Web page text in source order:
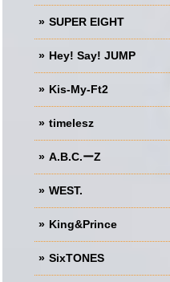
SUPER EIGHT
Hey! Say! JUMP
Kis-My-Ft2
timelesz
A.B.C.ーZ
WEST.
King&Prince
SixTONES